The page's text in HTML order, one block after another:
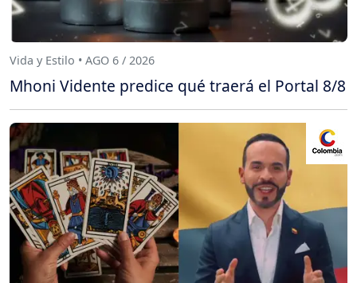
Vida y Estilo • AGO 6 / 2026
Mhoni Vidente predice qué traerá el Portal 8/8